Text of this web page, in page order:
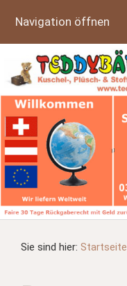
Navigation öffnen
Sie sind hier: Startseite